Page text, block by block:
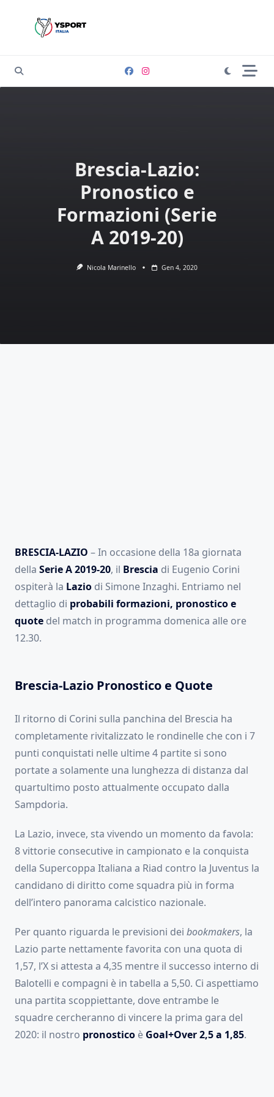
Brescia-Lazio:
Pronostico e
Formazioni (Serie
A 2019-20)
Nicola Marinello Gen 4, 2020
BRESCIA-LAZIO – In occasione della 18a giornata
della Serie A 2019-20, il Brescia di Eugenio Corini
ospiterà la Lazio di Simone Inzaghi. Entriamo nel
dettaglio di probabili formazioni, pronostico e
quote del match in programma domenica alle ore
12.30.
Brescia-Lazio Pronostico e Quote
Il ritorno di Corini sulla panchina del Brescia ha
completamente rivitalizzato le rondinelle che con i 7
punti conquistati nelle ultime 4 partite si sono
portate a solamente una lunghezza di distanza dal
quartultimo posto attualmente occupato dalla
Sampdoria.
La Lazio, invece, sta vivendo un momento da favola:
8 vittorie consecutive in campionato e la conquista
della Supercoppa Italiana a Riad contro la Juventus la
candidano di diritto come squadra più in forma
dell’intero panorama calcistico nazionale.
Per quanto riguarda le previsioni dei bookmakers, la
Lazio parte nettamente favorita con una quota di
1,57, l’X si attesta a 4,35 mentre il successo interno di
Balotelli e compagni è in tabella a 5,50. Ci aspettiamo
una partita scoppiettante, dove entrambe le
squadre cercheranno di vincere la prima gara del
2020: il nostro pronostico è Goal+Over 2,5 a 1,85.